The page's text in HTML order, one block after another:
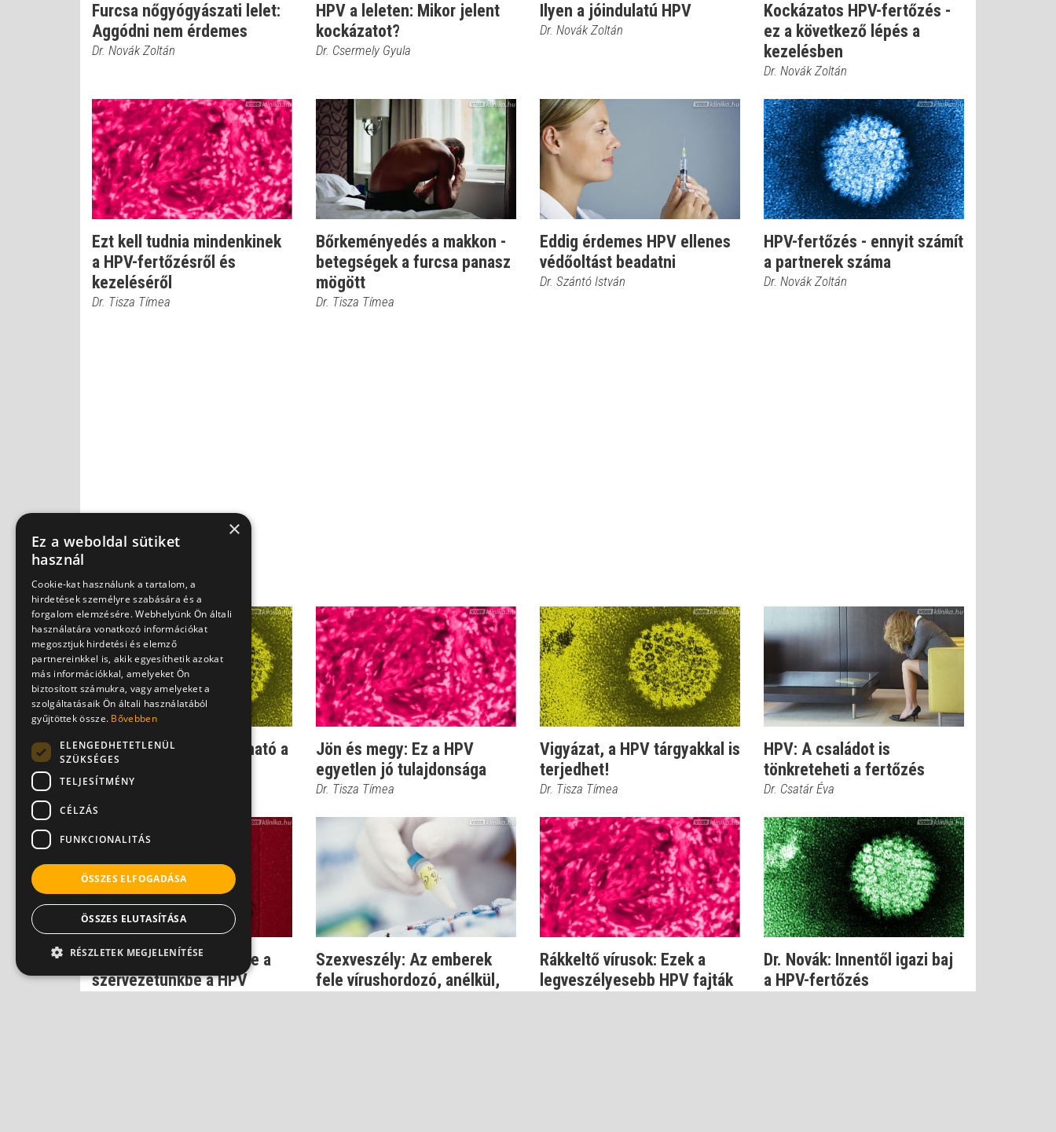
Furcsa nőgyógyászati lelet:
Aggódni nem érdemes
Dr. Novák Zoltán
HPV a leleten: Mikor jelent
kockázatot?
Dr. Csermely Gyula
Ilyen a jóindulatú HPV
Dr. Novák Zoltán
Kockázatos HPV-fertőzés -
ez a következő lépés a
kezelésben
Dr. Novák Zoltán
Ezt kell tudnia mindenkinek
a HPV-fertőzésről és
kezeléséről
Dr. Tisza Tímea
Bőrkeményedés a makkon -
betegségek a furcsa panasz
mögött
Dr. Tisza Tímea
Eddig érdemes HPV ellenes
védőoltást beadatni
Dr. Szántó István
HPV-fertőzés - ennyit számít
a partnerek száma
Dr. Novák Zoltán
HPV-gyanú - így igazolható a
fertőzés
Dr. Novák Zoltán
Jön és megy: Ez a HPV
egyetlen jó tulajdonsága
Dr. Tisza Tímea
Vigyázat, a HPV tárgyakkal is
terjedhet!
Dr. Tisza Tímea
HPV: A családot is
tönkreteheti a fertőzés
Dr. Csatár Éva
Fertőző szex - így jut be a
szervezetünkbe a HPV
Szexveszély: Az emberek
fele vírushordozó, anélkül,
Rákkeltő vírusok: Ezek a
legveszélyesebb HPV fajták
Dr. Novák: Innentől igazi baj
a HPV-fertőzés
×
Ez a weboldal sütiket
használ
Cookie-kat használunk a tartalom, a
hirdetések személyre szabására és a
forgalom elemzésére. Webhelyünk Ön általi
használatára vonatkozó információkat
megosztjuk hirdetési és elemző
partnereinkkel is, akik egyesíthetik azokat
más információkkal, amelyeket Ön
biztosított számukra, vagy amelyeket a
szolgáltatásaik Ön általi használatából
gyűjtöttek össze. Bővebben
ELENGEDHETETLENÜL
SZÜKSÉGES
TELJESÍTMÉNY
CÉLZÁS
FUNKCIONALITÁS
ÖSSZES ELFOGADÁSA
ÖSSZES ELUTASÍTÁSA
RÉSZLETEK MEGJELENÍTÉSE